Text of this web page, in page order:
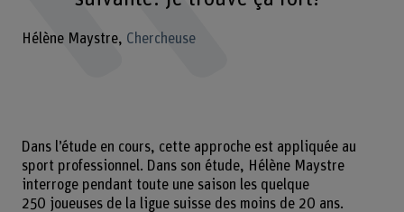
Hélène Maystre Chercheuse
Dans l’étude en cours, cette approche est appliquée au
sport professionnel. Dans son étude, Hélène Maystre
interroge pendant toute une saison les quelque
250 joueuses de la ligue suisse des moins de 20 ans.